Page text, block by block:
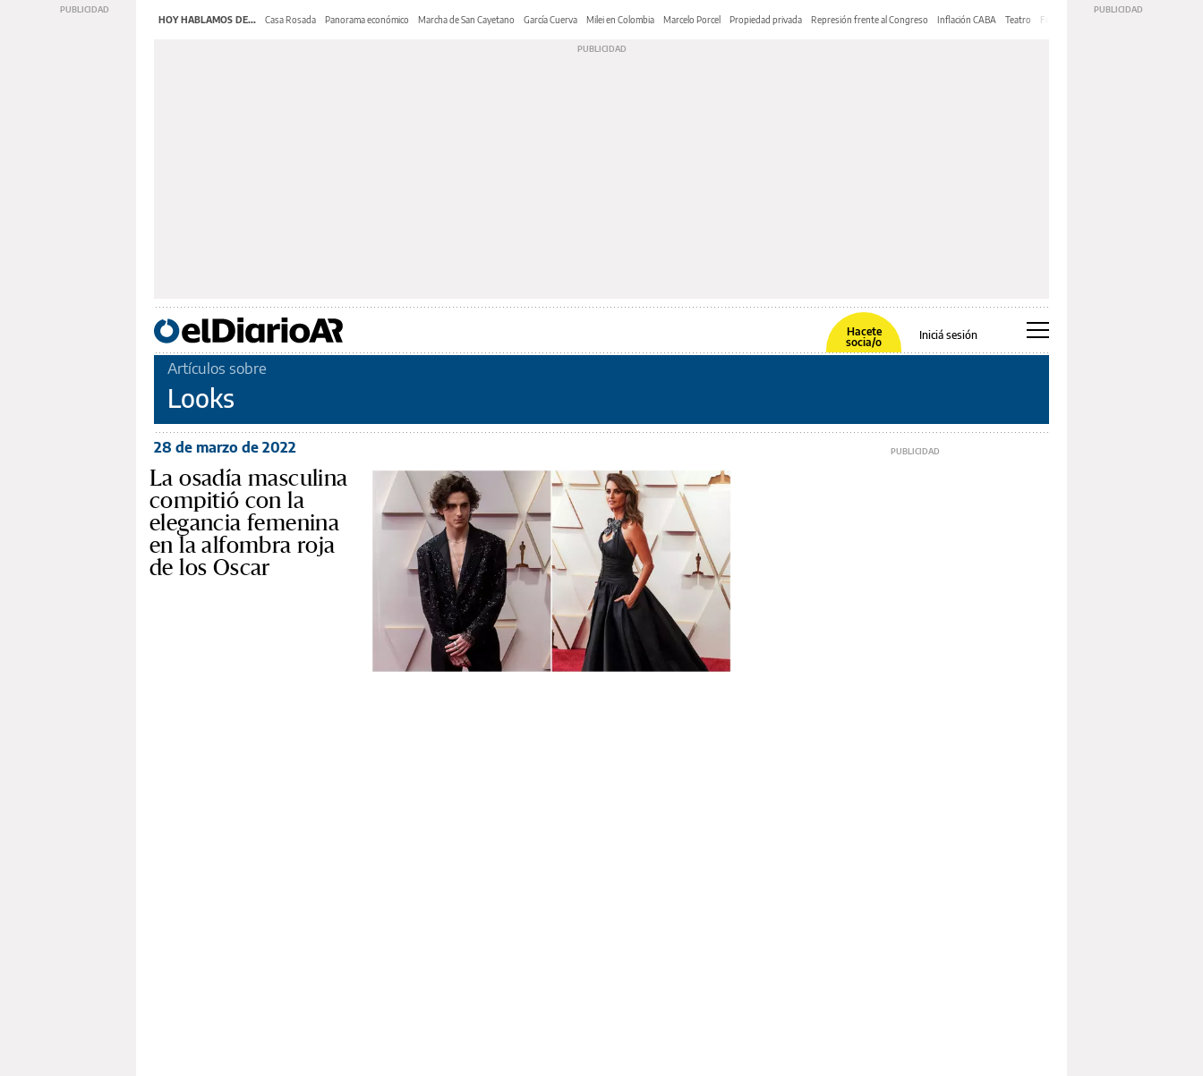
HOY HABLAMOS DE... Casa Rosada Panorama económico Marcha de San Cayetano García Cuerva Milei en Colombia Marcelo Porcel Propiedad privada Represión frente al Congreso Inflación CABA Teatro Feria de Editores
Hacete
socia/o
Iniciá sesión
Artículos sobre
Looks
28 de marzo de 2022
La osadía masculina
compitió con la
elegancia femenina
en la alfombra roja
de los Oscar